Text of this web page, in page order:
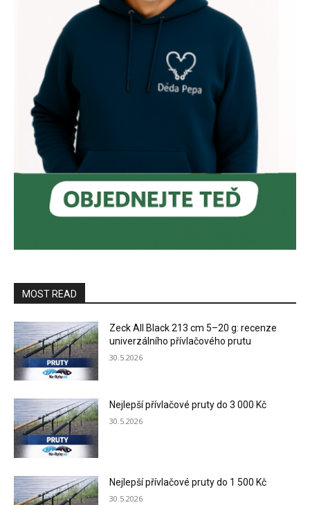
MOST READ
Zeck All Black 213 cm 5–20 g: recenze
univerzálního přívlačového prutu
30.5.2026
Nejlepší přívlačové pruty do 3 000 Kč
30.5.2026
Nejlepší přívlačové pruty do 1 500 Kč
30.5.2026